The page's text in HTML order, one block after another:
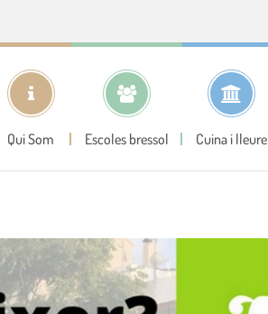
Qui Som Escoles bressol Cuina i lleure